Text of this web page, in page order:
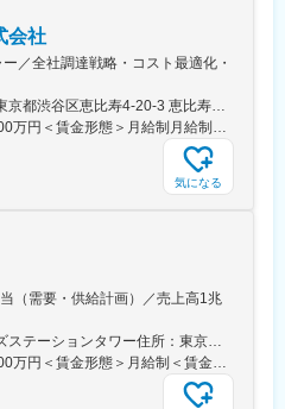
業務
会社
／全社調達戦略・コスト最適化・
＜勤務地詳細＞本社住所：東京都渋谷区恵比寿4-20-3 恵比寿ガーデンプレイスタワー18F勤務地最寄駅：各線／恵比寿駅受動喫煙対策：屋内全面禁煙変更の範囲：会社の定める事業所（リモートワーク含む）
＜予定年収＞950万円～1,200万円＜賃金形態＞月給制月給制。ご経験等により変動あり、当社既定により決定。＜賃金内訳＞月額（基本給）：688,000円～869,000円＜月給＞688,000円～869,000円＜昇給有無＞有＜残業手当＞有＜給与補足＞ご経験等により変動あり、当社既定により決定。業績賞与年1回、昇給年1回。賃金はあくまでも目安の金額であり、選考を通じて上下する可能性があります。月給(月額)は固定手当を含めた表記です。
気になる
（需要・供給計画）／売上高1兆
＜勤務地詳細＞虎ノ門ヒルズステーションタワー住所：東京都港区虎ノ門２丁目６－１ 虎ノ門ヒルズ ステーションタワー 受動喫煙対策：敷地内喫煙可能場所あり変更の範囲：会社の定める事業所
＜予定年収＞590万円～1,000万円＜賃金形態＞月給制＜賃金内訳＞月額（基本給）：279,000円～534,000円＜月給＞279,000円～534,000円＜昇給有無＞有＜残業手当＞有＜給与補足＞※上記年収はあくまでも目安の金額であり、選考を通じて経験、能力等を考慮し同社規定により決定します。■賞与あり（年2回）■昇給・昇格あり（年1回）■職位：一般職～主任職賃金はあくまでも目安の金額であり、選考を通じて上下する可能性があります。月給(月額)は固定手当を含めた表記です。